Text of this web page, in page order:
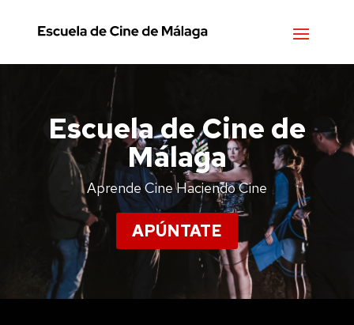
Escuela de Cine de
Málaga
Aprende Cine Haciendo Cine
APÚNTATE